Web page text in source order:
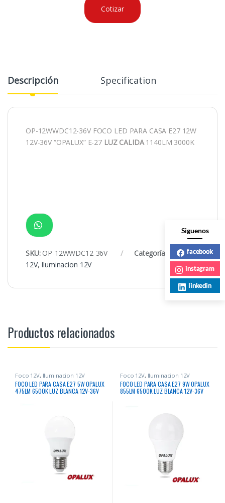
Cotizar
Descripción Specification
OP-12WWDC12-36V FOCO LED PARA CASA E27 12W
12V-36V “OPALUX” E-27 LUZ CALIDA1140LM 3000K
SKU: OP-12WWDC12-36V Categorías:
Foco
12V, Iluminacion 12V
Productos relacionados
Foco 12V, Iluminacion 12V
FOCO LED PARA CASA E27 5W OPALUX
475LM 6500K LUZ BLANCA 12V-36V
Foco 12V, Iluminacion 12V
FOCO LED PARA CASA E27 9W OPALUX
855LM 6500K LUZ BLANCA 12V-36V
Siguenos
facebook
instagram
linkedin